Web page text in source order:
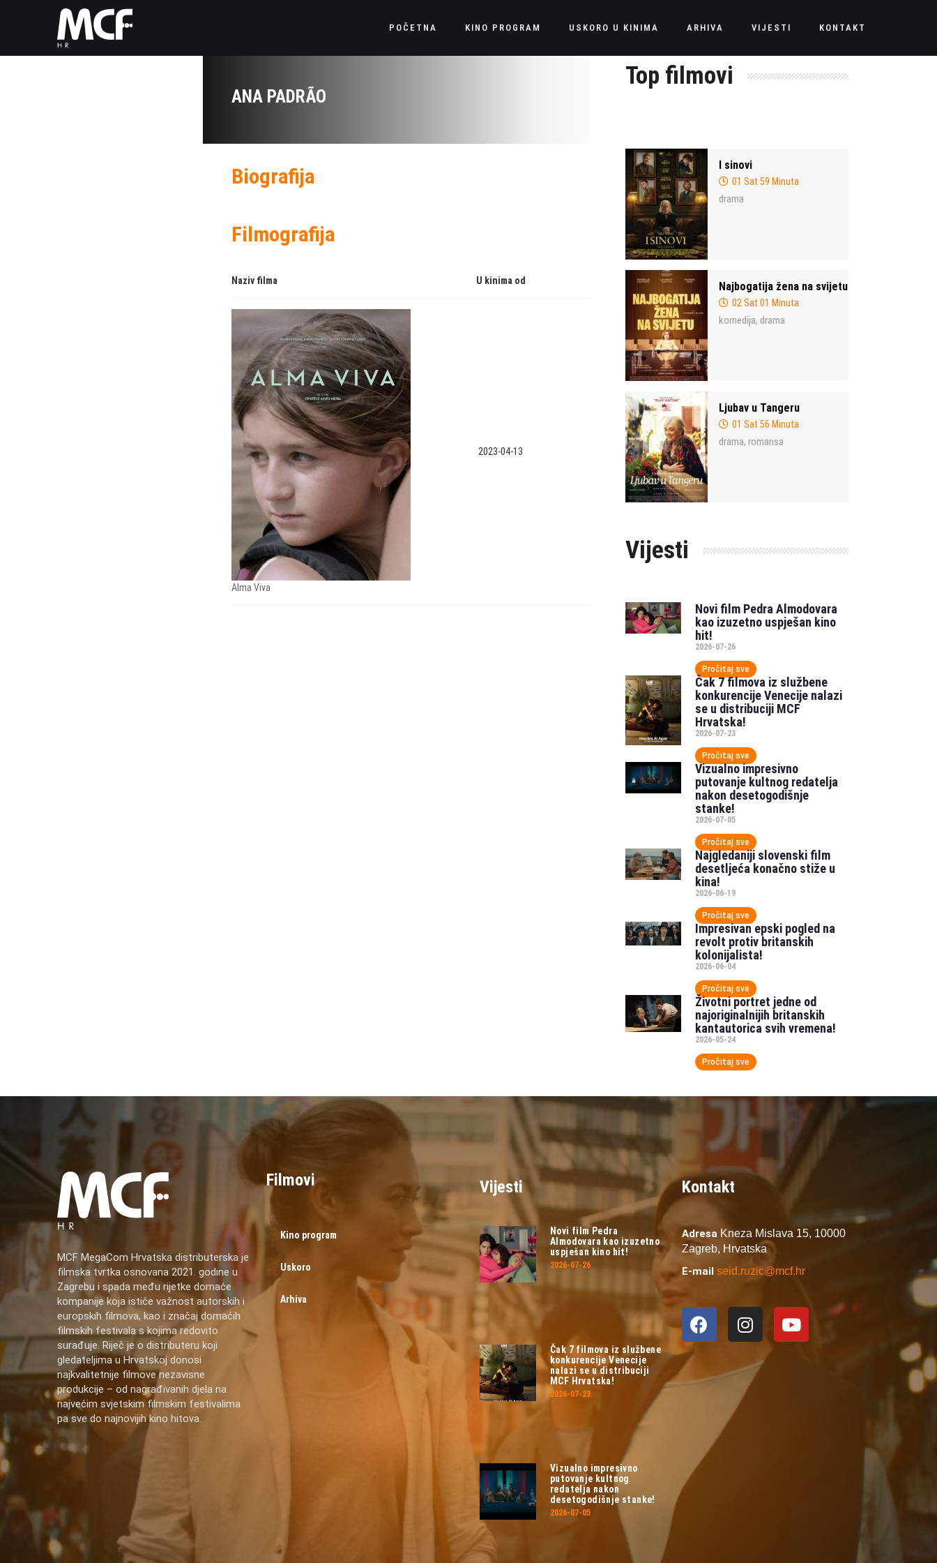
POČETNA KINO PROGRAM USKORO U KINIMA ARHIVA VIJESTI KONTAKT
ANA PADRÃO
Biografija
Filmografija
Naziv filma U kinima od
Alma Viva
2023-04-13
Top filmovi
I sinovi
01 Sat 59 Minuta
drama
Najbogatija žena na svijetu
02 Sat 01 Minuta
komedija, drama
Ljubav u Tangeru
01 Sat 56 Minuta
drama, romansa
Vijesti
Novi film Pedra Almodovara
kao izuzetno uspješan kino
hit!
2026-07-26
Pročitaj sve
Čak 7 filmova iz službene
konkurencije Venecije nalazi
se u distribuciji MCF
Hrvatska!
2026-07-23
Pročitaj sve
Vizualno impresivno
putovanje kultnog redatelja
nakon desetogodišnje
stanke!
2026-07-05
Pročitaj sve
Najgledaniji slovenski film
desetljeća konačno stiže u
kina!
2026-06-19
Pročitaj sve
Impresivan epski pogled na
revolt protiv britanskih
kolonijalista!
2026-06-04
Pročitaj sve
Životni portret jedne od
najoriginalnijih britanskih
kantautorica svih vremena!
2026-05-24
Pročitaj sve
MCF MegaCom Hrvatska distributerska je
filmska tvrtka osnovana 2021. godine u
Zagrebu i spada među rijetke domaće
kompanije koja ističe važnost autorskih i
europskih filmova, kao i značaj domaćih
filmskih festivala s kojima redovito
surađuje. Riječ je o distributeru koji
gledateljima u Hrvatskoj donosi
najkvalitetnije filmove nezavisne
produkcije – od nagrađivanih djela na
najvećim svjetskim filmskim festivalima
pa sve do najnovijih kino hitova.
Filmovi
Kino program
Uskoro
Arhiva
Vijesti
Novi film Pedra
Almodovara kao izuzetno
uspješan kino hit!
2026-07-26
Čak 7 filmova iz službene
konkurencije Venecije
nalazi se u distribuciji
MCF Hrvatska!
2026-07-23
Vizualno impresivno
putovanje kultnog
redatelja nakon
desetogodišnje stanke!
2026-07-05
Kontakt
Adresa Kneza Mislava 15, 10000
Zagreb, Hrvatska
E-mail seid.ruzic@mcf.hr